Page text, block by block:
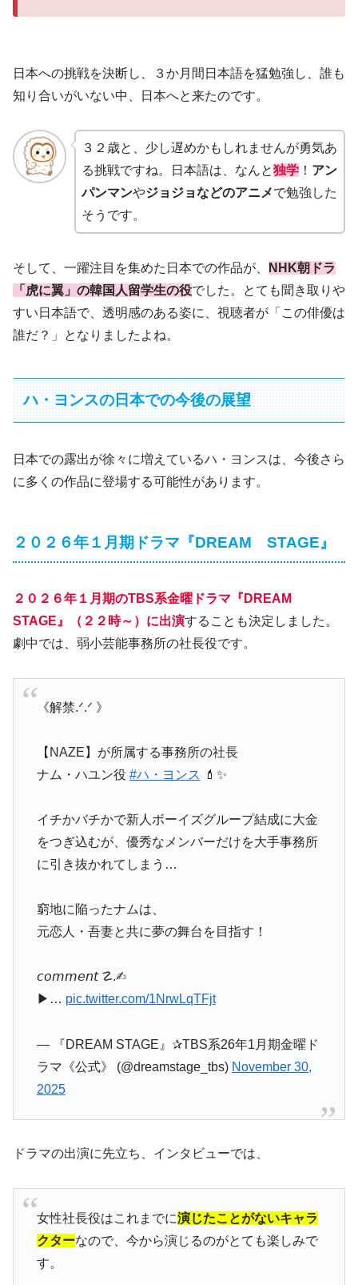
日本への挑戦を決断し、３か月間日本語を猛勉強し、誰も
知り合いがいない中、日本へと来たのです。
３２歳と、少し遅めかもしれませんが勇気あ
る挑戦ですね。日本語は、なんと独学！ アン
パンマンやジョジョなどのアニメで勉強した
そうです。
そして、一躍注目を集めた日本での作品が、
NHK朝ドラ
「虎に翼」の韓国人留学生の役でした。とても聞き取りや
すい日本語で、透明感のある姿に、視聴者が「この俳優は
誰だ？」となりましたよね。
ハ・ヨンスの日本での今後の展望
日本での露出が徐々に増えているハ・ヨンスは、今後さら
に多くの作品に登場する可能性があります。
２０２６年１月期ドラマ『DREAM STAGE』
２０２６年１月期のTBS系金曜ドラマ『DREAM
STAGE』（２２時～）に出演することも決定しました。
劇中では、弱小芸能事務所の社長役です。
《解禁.ᐟ.ᐟ 》
【NAZE】が所属する事務所の社長
ナム・ハユン役 #ハ・ヨンス 💄✨
イチかバチかで新人ボーイズグループ結成に大金
をつぎ込むが、優秀なメンバーだけを大手事務所
に引き抜かれてしまう…
窮地に陥ったナムは、
元恋人・吾妻と共に夢の舞台を目指す！
𝘤𝘰𝘮𝘮𝘦𝘯𝘵 ☡.✍︎
▶︎… pic.twitter.com/1NrwLqTFjt
— 『DREAM STAGE』✰TBS系26年1月期金曜ド
ラマ《公式》 (@dreamstage_tbs) November 30,
2025
ドラマの出演に先立ち、インタビューでは、
女性社長役はこれまでに演じたことがないキャラ
クターなので、今から演じるのがとても楽しみで
す。